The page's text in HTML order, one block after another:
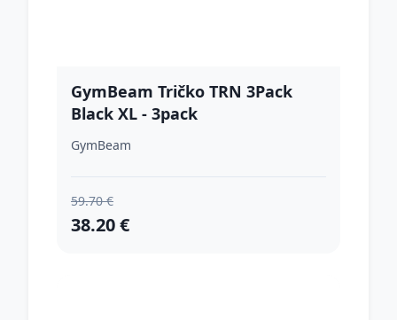
GymBeam Tričko TRN 3Pack
Black XL - 3pack
GymBeam
59.70 €
38.20 €